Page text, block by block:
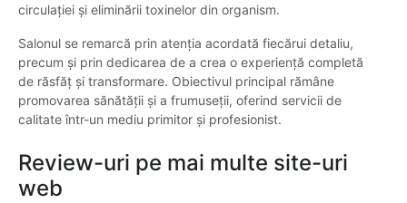
circulației și eliminării toxinelor din organism.
Salonul se remarcă prin atenția acordată fiecărui detaliu,
precum și prin dedicarea de a crea o experiență completă
de răsfăț și transformare. Obiectivul principal rămâne
promovarea sănătății și a frumuseții, oferind servicii de
calitate într-un mediu primitor și profesionist.
Review-uri pe mai multe site-uri
web